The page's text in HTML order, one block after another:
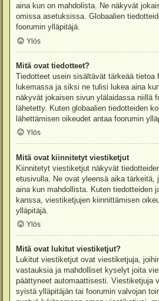
aina kun on mahdolista. Ne näkyvät
omissa asetuksissa. Globaalien
foorumin ylläpitäjä.
Ylös
Mitä ovat tiedotteet?
Tiedotteet usein sisältävät tärkeää tietoa
lukemassa ja siksi ne tulisi lukea aina
näkyvät jokaisen sivun ylälaidassa niillä
lähetetty. Kuten globaalien tiedotteiden
lähettämisen oikeudet antaa foorumin
Ylös
Mitä ovat kiinnitetyt viestiketjut
Kiinnitetyt viestiketjut näkyvät
etusivulla. Ne ovat yleensä aika tärkeitä,
aina kun mahdollista. Kuten tiedotteiden
kanssa, viestiketjujen kiinnittämisen
ylläpitäjä.
Ylös
Mitä ovat lukitut viestiketjut?
Lukitut viestiketjut ovat viestiketjuja,
vastauksia ja mahdolliset kyselyt joita
päättyneet automaattisesti. Viestiketjuja
syistä ylläpitäjän tai foorumin valvojan